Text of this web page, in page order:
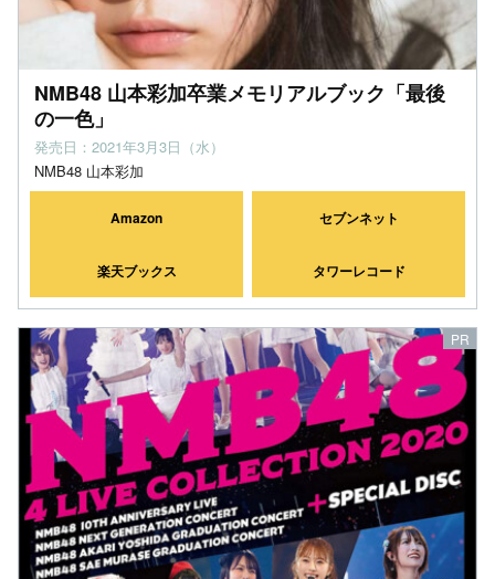
NMB48 山本彩加卒業メモリアルブック「最後
の一色」
発売日：2021年3月3日（水）
NMB48 山本彩加
Amazon セブンネット
楽天ブックス タワーレコード